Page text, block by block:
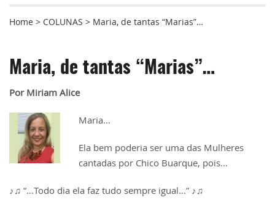
Home > COLUNAS > Maria, de tantas “Marias”…
Maria, de tantas “Marias”…
Por Miriam Alice
Maria…
Ela bem poderia ser uma das Mulheres
cantadas por Chico Buarque, pois…
♪♫ “…Todo dia ela faz tudo sempre igual…” ♪♫